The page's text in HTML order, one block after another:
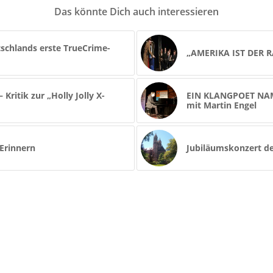
Das könnte Dich auch interessieren
erste TrueCrime- „AMERIKA IST DER
– Kritik zur „Holly Jolly X-
EIN KLANGPOET
mit Martin Engel
Jubiläumskonzert